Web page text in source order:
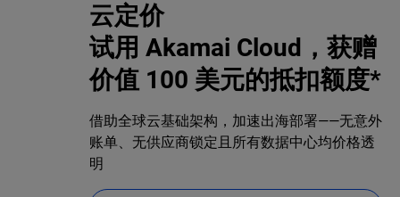
云定价
试用 Akamai Cloud，获赠
价值 100 美元的抵扣额度*
借助全球云基础架构，加速出海部署——无意外
账单、无供应商锁定且所有数据中心均价格透
明